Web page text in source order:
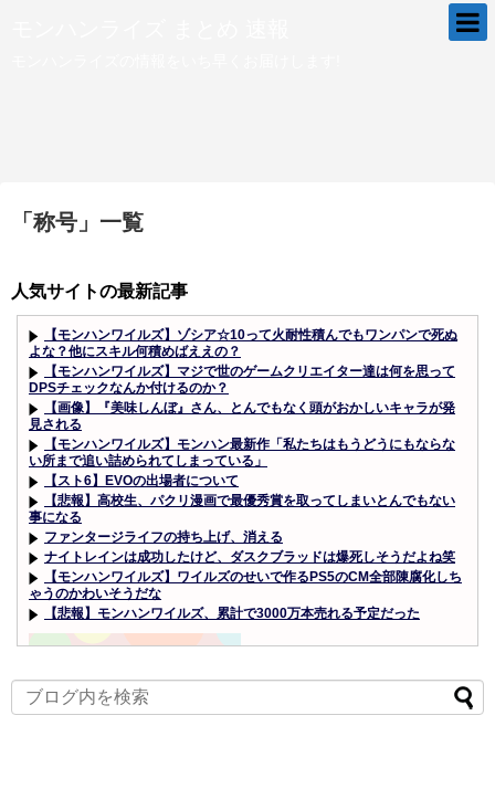
「 称号 」 一覧
人気サイトの最新記事
【モンハンワイルズ】ゾシア☆10って火耐性積んでもワンパンで死ぬ
よな？他にスキル何積めばええの？
【モンハンワイルズ】マジで世のゲームクリエイター達は何を思って
DPSチェックなんか付けるのか？
【画像】『美味しんぼ』さん、とんでもなく頭がおかしいキャラが発
見される
【モンハンワイルズ】モンハン最新作「私たちはもうどうにもならな
い所まで追い詰められてしまっている」
【スト6】EVOの出場者について
【悲報】高校生、パクリ漫画で最優秀賞を取ってしまいとんでもない
事になる
ファンタージライフの持ち上げ、消える
ナイトレインは成功したけど、ダスクブラッドは爆死しそうだよね笑
【モンハンワイルズ】ワイルズのせいで作るPS5のCM全部陳腐化しち
ゃうのかわいそうだな
【悲報】モンハンワイルズ、累計で3000万本売れる予定だった